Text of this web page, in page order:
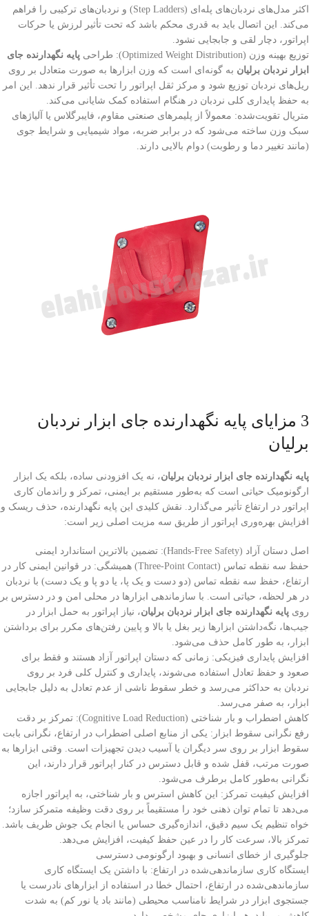
اکثر مدل‌های نردبان‌های پله‌ای (Step Ladders) و نردبان‌های ترکیبی را فراهم
می‌کند. این اتصال باید به قدری محکم باشد که تحت تأثیر لرزش یا حرکات
اپراتور، دچار لقی و جابجایی نشود.
توزیع بهینه وزن (Optimized Weight Distribution): طراحی
پایه نگهدارنده جای
ابزار نردبان برلیان به گونه‌ای است که وزن ابزارها به صورت متعادل بر روی
ریل‌های نردبان توزیع شود و مرکز ثقل اپراتور را تحت تأثیر قرار ندهد. این امر
به حفظ پایداری کلی نردبان در هنگام استفاده کمک شایانی می‌کند.
متریال تقویت‌شده: معمولاً از پلیمرهای صنعتی مقاوم، فایبرگلاس یا آلیاژهای
سبک وزن ساخته می‌شود که در برابر ضربه، مواد شیمیایی و شرایط جوی
(مانند تغییر دما و رطوبت) دوام بالایی دارند.
3 مزایای پایه نگهدارنده جای ابزار نردبان
برلیان
پایه نگهدارنده جای ابزار نردبان برلیان، نه یک افزودنی ساده، بلکه یک ابزار
ارگونومیک حیاتی است که به‌طور مستقیم بر ایمنی، تمرکز و راندمان کاری
اپراتور در ارتفاع تأثیر می‌گذارد. نقش کلیدی این پایه نگهدارنده، حذف ریسک و
افزایش بهره‌وری اپراتور از طریق سه مزیت اصلی زیر است:
اصل دستان آزاد (Hands-Free Safety): تضمین بالاترین استاندارد ایمنی
حفظ سه نقطه تماس (Three-Point Contact) همیشگی: در قوانین ایمنی کار در
ارتفاع، حفظ سه نقطه تماس (دو دست و یک پا، یا دو پا و یک دست) با نردبان
در هر لحظه، حیاتی است. با سازماندهی ابزارها در محلی امن و در دسترس بر
روی پایه نگهدارنده جای ابزار نردبان برلیان، نیاز اپراتور به حمل ابزار در
جیب‌ها، نگه‌داشتن ابزارها زیر بغل یا بالا و پایین رفتن‌های مکرر برای برداشتن
ابزار، به طور کامل حذف می‌شود.
افزایش پایداری فیزیکی: زمانی که دستان اپراتور آزاد هستند و فقط برای
صعود و حفظ تعادل استفاده می‌شوند، پایداری و کنترل کلی فرد بر روی
نردبان به حداکثر می‌رسد و خطر سقوط ناشی از عدم تعادل به دلیل جابجایی
ابزار، به صفر می‌رسد.
کاهش اضطراب و بار شناختی (Cognitive Load Reduction): تمرکز بر دقت
رفع نگرانی سقوط ابزار: یکی از منابع اصلی اضطراب در ارتفاع، نگرانی بابت
سقوط ابزار بر روی سر دیگران یا آسیب دیدن تجهیزات است. وقتی ابزارها به
صورت مرتب، قفل شده و قابل دسترس در کنار اپراتور قرار دارند، این
نگرانی به‌طور کامل برطرف می‌شود.
افزایش کیفیت تمرکز: این کاهش استرس و بار شناختی، به اپراتور اجازه
می‌دهد تا تمام توان ذهنی خود را مستقیماً بر روی دقت وظیفه متمرکز سازد؛
خواه تنظیم یک سیم دقیق، اندازه‌گیری حساس یا انجام یک جوش ظریف باشد.
تمرکز بالا، سرعت کار را در عین حفظ کیفیت، افزایش می‌دهد.
جلوگیری از خطای انسانی و بهبود ارگونومی دسترسی
ایستگاه کاری سازماندهی‌شده در ارتفاع: با داشتن یک ایستگاه کاری
سازماندهی‌شده در ارتفاع، احتمال خطا در استفاده از ابزارهای نادرست یا
جستجوی ابزار در شرایط نامناسب محیطی (مانند باد یا نور کم) به شدت